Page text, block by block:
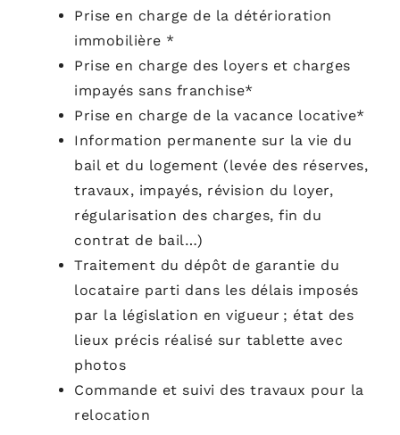
Prise en charge de la détérioration
immobilière *
Prise en charge des loyers et charges
impayés sans franchise*
Prise en charge de la vacance locative*
Information permanente sur la vie du
bail et du logement (levée des réserves,
travaux, impayés, révision du loyer,
régularisation des charges, fin du
contrat de bail…)
Traitement du dépôt de garantie du
locataire parti dans les délais imposés
par la législation en vigueur ; état des
lieux précis réalisé sur tablette avec
photos
Commande et suivi des travaux pour la
relocation